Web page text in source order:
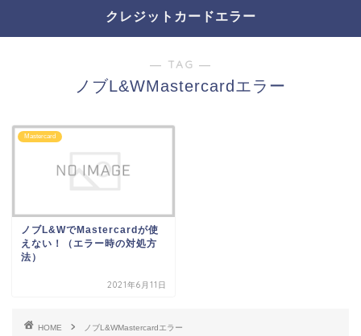
クレジットカードエラー
― TAG ―
ノブL&WMastercardエラー
Mastercard
ノブL&WでMastercardが使
えない！（エラー時の対処方
法）
2021年6月11日
HOME ノブL&WMastercardエラー